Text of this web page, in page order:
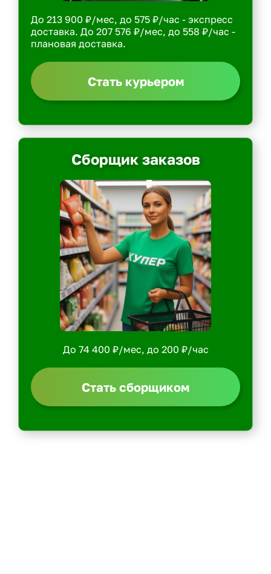
До 213 900 ₽/мес, до 575 ₽/час - экспресс
доставка. До 207 576 ₽/мес, до 558 ₽/час -
плановая доставка.
Стать курьером
Сборщик заказов
До 74 400 ₽/мес, до 200 ₽/час
Стать сборщиком